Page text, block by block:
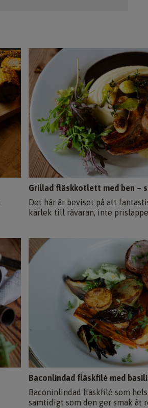
Grillad fläskkotlett med ben –
Det här är beviset på att
kärlek till råvaran, inte
Baconlindad fläskfilé med
Baconinlindad fläskfilé som
samtidigt som den ger smak åt